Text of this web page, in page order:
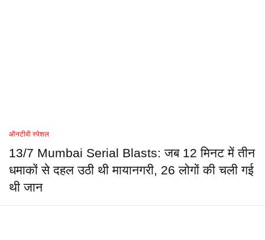
ऑनटीवी स्पेशल
13/7 Mumbai Serial Blasts: जब 12 मिनट में तीन
धमाकों से दहल उठी थी मायानगरी, 26 लोगों की चली गई
थी जान